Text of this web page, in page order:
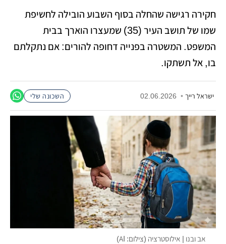
חקירה רגישה שהחלה בסוף השבוע הובילה לחשיפת
שמו של תושב העיר (35) שמעצרו הוארך בבית
המשפט. המשטרה בפנייה דחופה להורים: אם נתקלתם
בו, אל תשתקו.
ישראל רייך •
02.06.2026 השכונה שלי
אב ובנו | אילוסטרציה (צילום: AI)